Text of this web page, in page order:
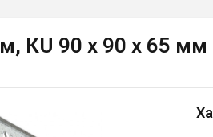
КU 90 x 90 x 65 мм